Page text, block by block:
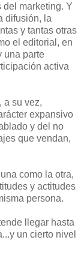
del marketing. Y
difusión, la
y tantas otras
el editorial, en
una parte
activa
a su vez,
expansivo
y del no
que vendan,
como la otra,
y actitudes
persona.
llegar hasta
un cierto nivel